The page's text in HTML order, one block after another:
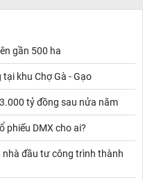
gần 500 ha
khu Chợ Gà - Gạo
tỷ đồng sau nửa năm
phiếu DMX cho ai?
nhà đầu tư công trình thành